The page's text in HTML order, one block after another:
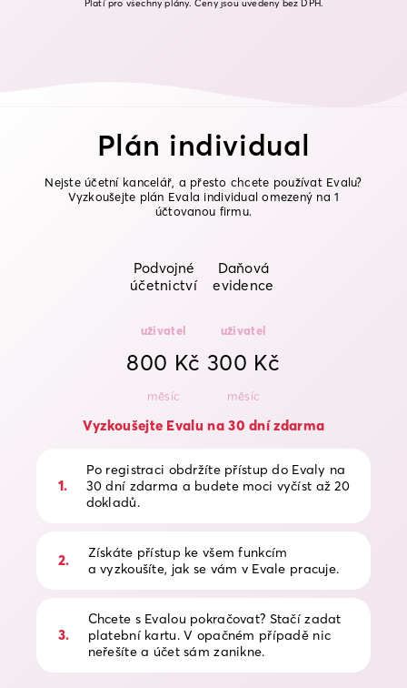
Platí pro všechny plány. Ceny jsou uvedeny bez DPH.
Plán individual
Nejste účetní kancelář, a přesto chcete používat Evalu?
Vyzkoušejte plán Evala individual omezený na 1
účtovanou firmu.
Podvojné
účetnictví
uživatel
800 Kč
měsíc
Daňová
evidence
uživatel
300 Kč
měsíc
Vyzkoušejte Evalu na 30 dní zdarma
1.
Po registraci obdržíte přístup do Evaly na
30 dní zdarma a budete moci vyčíst až 20
dokladů.
2.
Získáte přístup ke všem funkcím
a vyzkoušíte, jak se vám v Evale pracuje.
3.
Chcete s Evalou pokračovat? Stačí zadat
platební kartu. V opačném případě nic
neřešíte a účet sám zanikne.